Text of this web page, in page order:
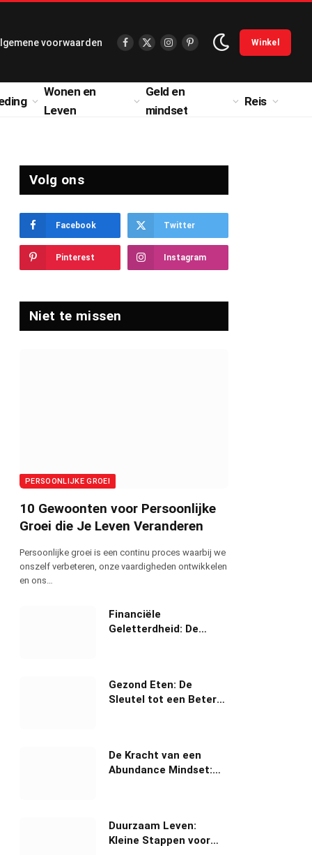
voorwaarden
Facebook
X
Instagram
Pinterest
Winkel
Wonen en
Leven
Geld en
mindset
Reis
Volg ons
Facebook Twitter
Pinterest Instagram
Niet te missen
PERSOONLIJKE GROEI
10 Gewoonten voor Persoonlijke
Groei die Je Leven Veranderen
Persoonlijke groei is een continu proces waarbij we
onszelf verbeteren, onze vaardigheden ontwikkelen
en ons…
Financiële
Geletterdheid: De
Gezond Eten: De
Sleutel tot een Betere
De Kracht van een
Abundance Mindset:
Duurzaam Leven:
Kleine Stappen voor